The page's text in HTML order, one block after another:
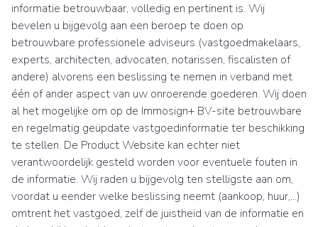
informatie betrouwbaar, volledig en pertinent is. Wij
bevelen u bijgevolg aan een beroep te doen op
betrouwbare professionele adviseurs (vastgoedmakelaars,
experts, architecten, advocaten, notarissen, fiscalisten of
andere) alvorens een beslissing te nemen in verband met
één of ander aspect van uw onroerende goederen. Wij doen
al het mogelijke om op de Immosign+ BV-site betrouwbare
en regelmatig geüpdate vastgoedinformatie ter beschikking
te stellen. De Product Website kan echter niet
verantwoordelijk gesteld worden voor eventuele fouten in
de informatie. Wij raden u bijgevolg ten stelligste aan om,
voordat u eender welke beslissing neemt (aankoop, huur,...)
omtrent het vastgoed, zelf de juistheid van de informatie en